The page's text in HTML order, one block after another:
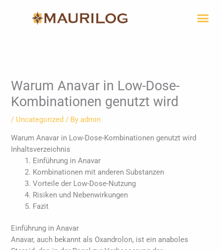
Warum Anavar in Low-Dose-
Kombinationen genutzt wird
/ Uncategorized / Byadmin
Warum Anavar in Low-Dose-Kombinationen genutzt wird
Inhaltsverzeichnis
Einführung in Anavar
Kombinationen mit anderen Substanzen
Vorteile der Low-Dose-Nutzung
Risiken und Nebenwirkungen
Fazit
Einführung in Anavar
Anavar, auch bekannt als Oxandrolon, ist ein anaboles